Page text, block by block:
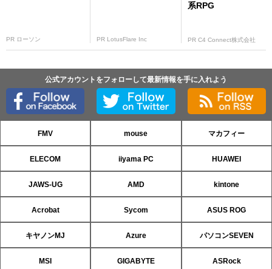
PR ローソン PR LotusFlare Inc
系RPG
PR C4 Connect株式会社
公式アカウントをフォローして最新情報を手に入れよう
FMV mouse マカフィー
ELECOM iiyama PC HUAWEI
JAWS-UG AMD kintone
Acrobat Sycom ASUS ROG
キヤノンMJ Azure パソコンSEVEN
MSI GIGABYTE ASRock